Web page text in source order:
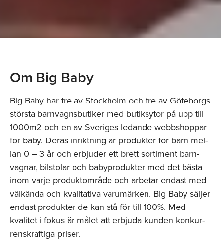
Om Big Baby
Big Baby har tre av Stock­holm och tre av Göteborgs
största barn­vagns­bu­tiker med butiksytor på upp till
1000m2 och en av Sveriges ledande web­bshop­par
för baby. Deras inrik­t­ning är pro­duk­ter för barn mel­
lan 0 – 3 år och erbjuder ett brett sor­ti­ment barn­
vagnar, bil­sto­lar och babypro­duk­ter med det bästa
inom varje pro­duk­tom­råde och arbe­tar endast med
välkända och kvalitativa varumärken. Big Baby säljer
endast pro­duk­ter de kan stå för till 100%. Med
kvalitet i fokus är målet att erbjuda kunden konkur­
ren­skraftiga priser.